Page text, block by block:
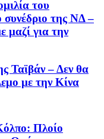
του
της ΝΔ –
μαζί για την
Ταϊβάν – Δεν θα
με την Κίνα
Πλοίο